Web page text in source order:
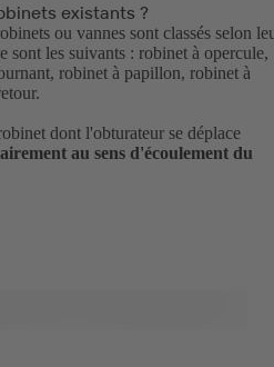
existants ?
ou vannes sont classés selon
sont les suivants : robinet à opercule,
robinet à papillon, robinet à
dont l'obturateur se déplace
au sens d'écoulement du